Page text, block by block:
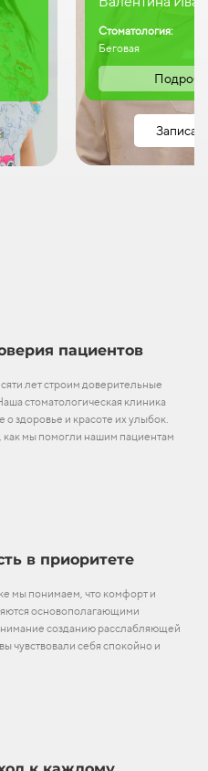
Стоматология:
Беговая
пациентов
лет строим доверительные
стоматологическая клиника
здоровье и красоте их улыбок.
как мы помогли нашим пациентам
в приоритете
мы понимаем, что комфорт и
основополагающими
созданию расслабляющей
чувствовали себя спокойно и